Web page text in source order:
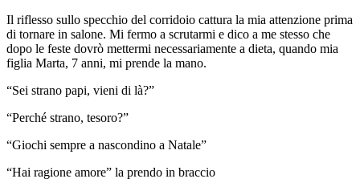
Il riflesso sullo specchio del corridoio cattura la mia attenzione prima
di tornare in salone. Mi fermo a scrutarmi e dico a me stesso che
dopo le feste dovrò mettermi necessariamente a dieta, quando mia
figlia Marta, 7 anni, mi prende la mano.
“Sei strano papi, vieni di là?”
“Perché strano, tesoro?”
“Giochi sempre a nascondino a Natale”
“Hai ragione amore” la prendo in braccio